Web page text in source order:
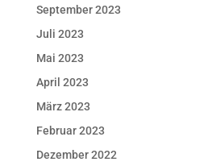
September 2023
Juli 2023
Mai 2023
April 2023
März 2023
Februar 2023
Dezember 2022